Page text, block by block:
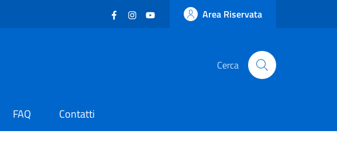
Facebook
(nuova scheda - new tab)
Instagram
(nuova scheda - new tab)
YouTube
(nuova scheda - new tab)
Area Riservata
Cerca
FAQ Contatti